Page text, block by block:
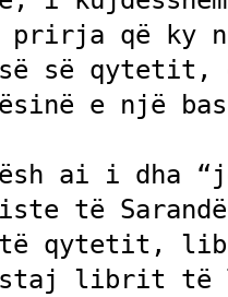
prirja që ky
së qytetit,
e një
ai i dha
të
të qytetit,
librit të